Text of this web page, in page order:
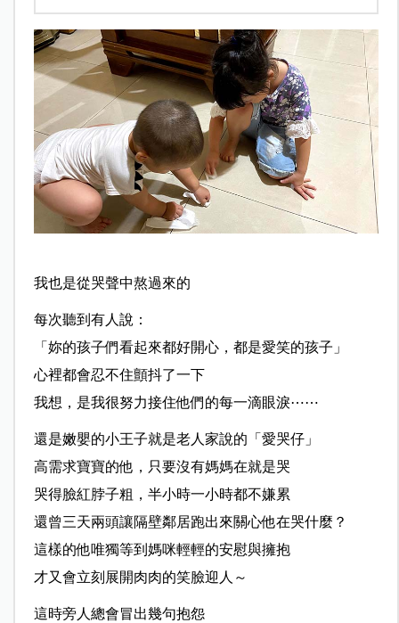
我也是從哭聲中熬過來的
每次聽到有人說：
「妳的孩子們看起來都好開心，都是愛笑的孩子」
心裡都會忍不住顫抖了一下
我想，是我很努力接住他們的每一滴眼淚⋯⋯
還是嫩嬰的小王子就是老人家說的「愛哭仔」
高需求寶寶的他，只要沒有媽媽在就是哭
哭得臉紅脖子粗，半小時一小時都不嫌累
還曾三天兩頭讓隔壁鄰居跑出來關心他在哭什麼？
這樣的他唯獨等到媽咪輕輕的安慰與擁抱
才又會立刻展開肉肉的笑臉迎人～
這時旁人總會冒出幾句抱怨